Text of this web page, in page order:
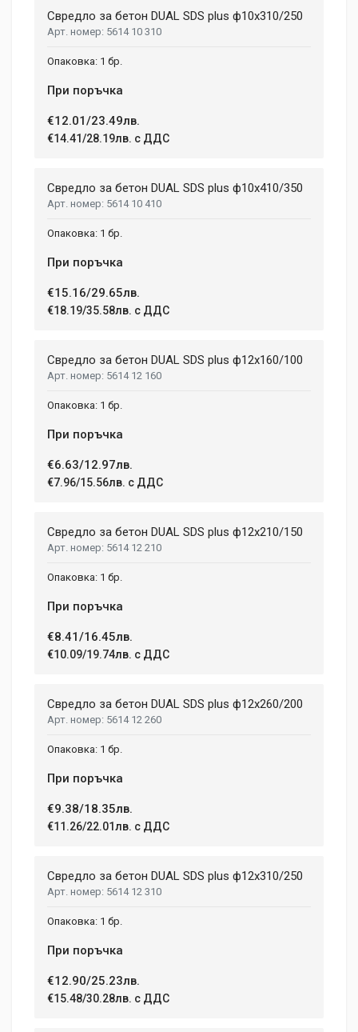
Свредло за бетон DUAL SDS plus ф10x310/250
5614 10 310
1 бр.
При поръчка
€12.01/23.49лв.
€14.41/28.19лв. с ДДС
Свредло за бетон DUAL SDS plus ф10x410/350
5614 10 410
1 бр.
При поръчка
€15.16/29.65лв.
€18.19/35.58лв. с ДДС
Свредло за бетон DUAL SDS plus ф12x160/100
5614 12 160
1 бр.
При поръчка
€6.63/12.97лв.
€7.96/15.56лв. с ДДС
Свредло за бетон DUAL SDS plus ф12x210/150
5614 12 210
1 бр.
При поръчка
€8.41/16.45лв.
€10.09/19.74лв. с ДДС
Свредло за бетон DUAL SDS plus ф12x260/200
5614 12 260
1 бр.
При поръчка
€9.38/18.35лв.
€11.26/22.01лв. с ДДС
Свредло за бетон DUAL SDS plus ф12x310/250
5614 12 310
1 бр.
При поръчка
€12.90/25.23лв.
€15.48/30.28лв. с ДДС